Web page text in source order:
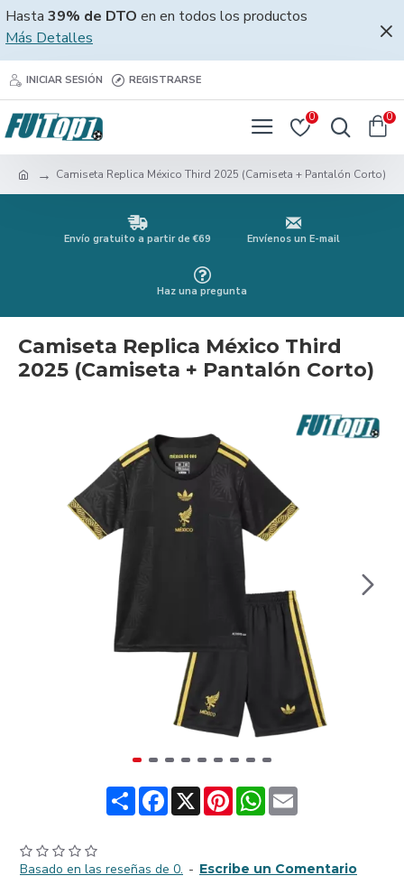
Hasta 39% de DTO en en todos los productos
Más Detalles
INICIAR SESIÓN REGISTRARSE
0 0
Camiseta Replica México Third 2025 (Camiseta + Pantalón Corto)
Envío gratuito a partir de €69 Envíenos un E-mail
Haz una pregunta
Camiseta Replica México Third
2025 (Camiseta + Pantalón Corto)
ShareFacebook
X PinterestWhatsApp
Email
Basado en las reseñas de 0. - Escribe un Comentario